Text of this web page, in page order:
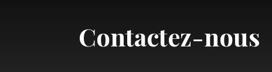
Contactez-nous